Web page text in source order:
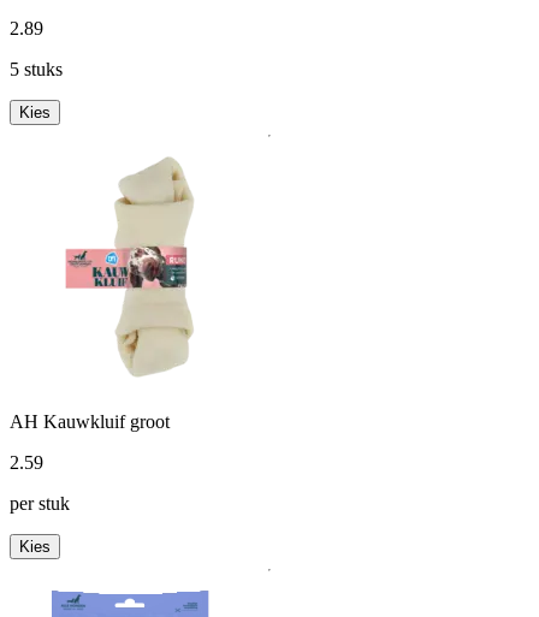
2.89
5 stuks
Kies
AH Kauwkluif groot
2.59
per stuk
Kies